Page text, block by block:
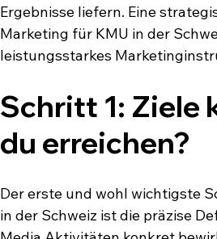
Ergebnisse liefern. Eine
Marketing für KMU in der
leistungsstarkes
Schritt 1: Ziele
du erreichen?
Der erste und wohl wichtigste
in der Schweiz ist die präzise